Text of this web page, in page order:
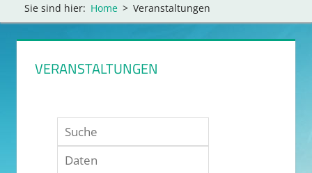
Sie sind hier: Home Veranstaltungen
VERANSTALTUNGEN
Suche
Daten